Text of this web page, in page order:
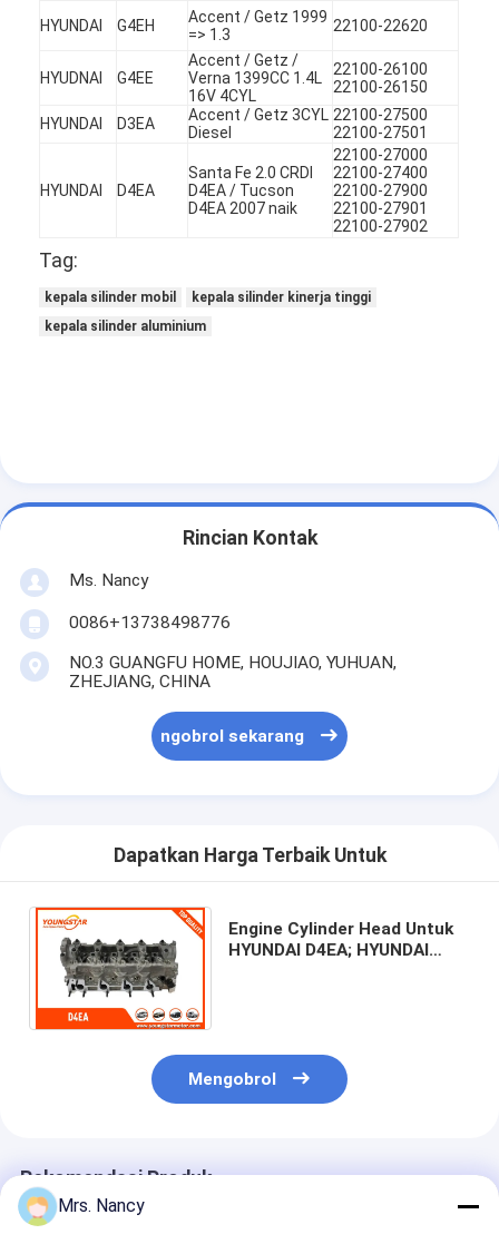
Produk
Tentang Kami
Kontrol Kualitas
Hubungi Kami
ngobrol sekarang
Kepala Silinder Lengkap
mesin crankshaft
HYUNDAI
G4EH
Accent / Getz 1999
=> 1.3
22100-22620
HYUDNAI G4EE
Accent / Getz /
Verna 1399CC 1.4L
16V 4CYL
22100-26100
22100-26150
HYUNDAI D3EA
Accent / Getz 3CYL
Diesel
22100-27500
22100-27501
HYUNDAI D4EA
Santa Fe 2.0 CRDI
D4EA / Tucson
D4EA 2007 naik
22100-27000
22100-27400
22100-27900
22100-27901
22100-27902
Tag:
kepala silinder mobil
kepala silinder kinerja tinggi
kepala silinder aluminium
Rincian Kontak
Ms. Nancy
0086+13738498776
NO.3 GUANGFU HOME, HOUJIAO, YUHUAN,
ZHEJIANG, CHINA
ngobrol sekarang
Dapatkan Harga Terbaik Untuk
Engine Cylinder Head Untuk
HYUNDAI D4EA; HYUNDAI
Mengobrol
Rekomendasi Produk
Mrs. Nancy